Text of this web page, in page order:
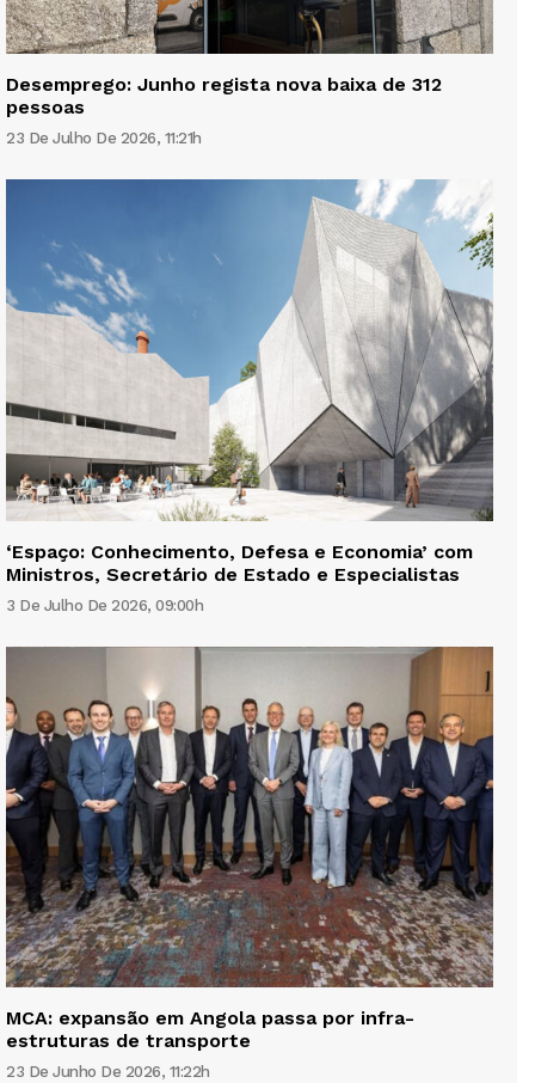
Desemprego: Junho regista nova baixa de 312
pessoas
23 De Julho De 2026, 11:21h
‘Espaço: Conhecimento, Defesa e Economia’ com
Ministros, Secretário de Estado e Especialistas
3 De Julho De 2026, 09:00h
MCA: expansão em Angola passa por infra-
estruturas de transporte
23 De Junho De 2026, 11:22h